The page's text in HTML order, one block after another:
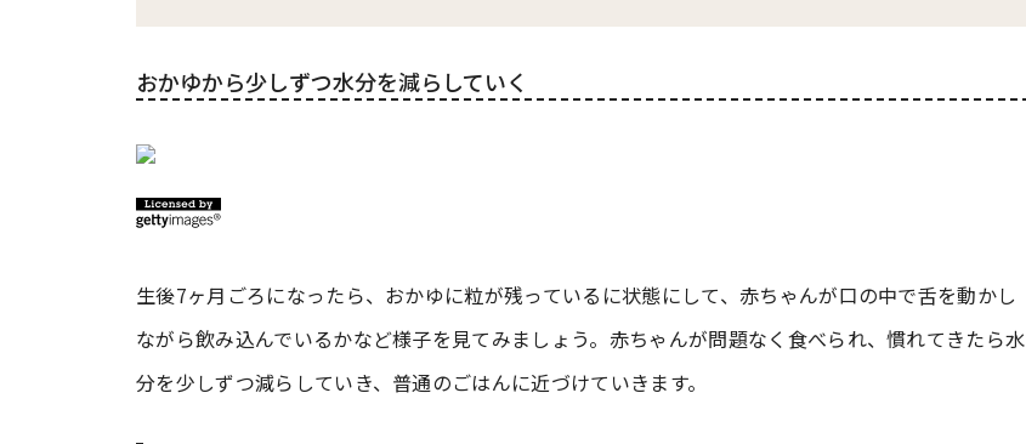
おかゆから少しずつ水分を減らしていく
生後7ヶ月ごろになったら、おかゆに粒が残っているに状態にして、赤ちゃんが口の中で舌を動かし
ながら飲み込んでいるかなど様子を見てみましょう。赤ちゃんが問題なく食べられ、慣れてきたら水
分を少しずつ減らしていき、普通のごはんに近づけていきます。